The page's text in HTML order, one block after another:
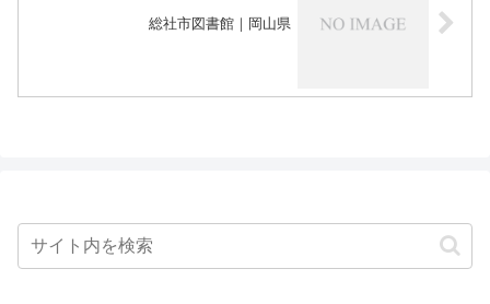
総社市図書館｜岡山県